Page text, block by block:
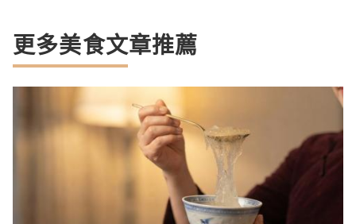
更多美食文章推薦